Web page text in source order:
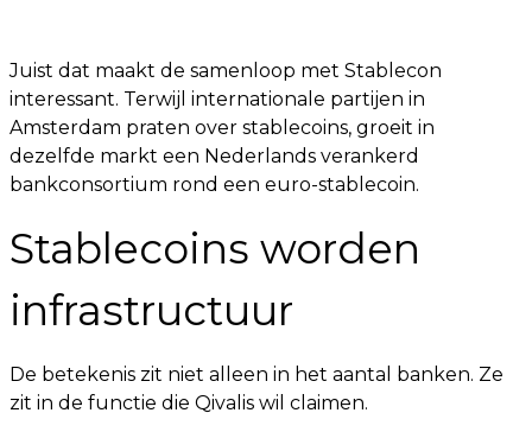
Juist dat maakt de samenloop met Stablecon
interessant. Terwijl internationale partijen in
Amsterdam praten over stablecoins, groeit in
dezelfde markt een Nederlands verankerd
bankconsortium rond een euro-stablecoin.
Stablecoins worden
infrastructuur
De betekenis zit niet alleen in het aantal banken. Ze
zit in de functie die Qivalis wil claimen.